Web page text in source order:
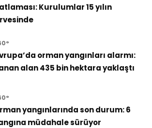
Kurulumlar 15 yılın
orman yangınları alarmı:
alan 435 bin hektara yaklaştı
yangınlarında son durum: 6
müdahale sürüyor